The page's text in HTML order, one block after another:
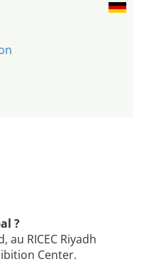
?
au RICEC Riyadh
Center.